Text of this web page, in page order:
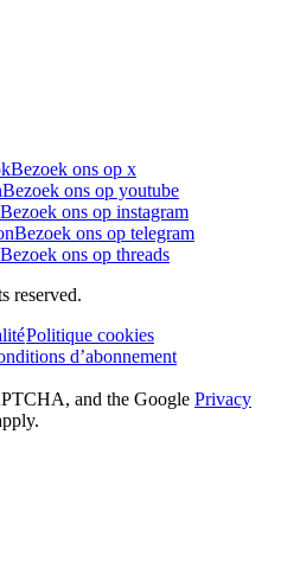
Bezoek ons op x
Bezoek ons op youtube
Bezoek ons op instagram
Bezoek ons op telegram
Bezoek ons op threads
reserved.
Politique cookies
d’abonnement
and the Google Privacy